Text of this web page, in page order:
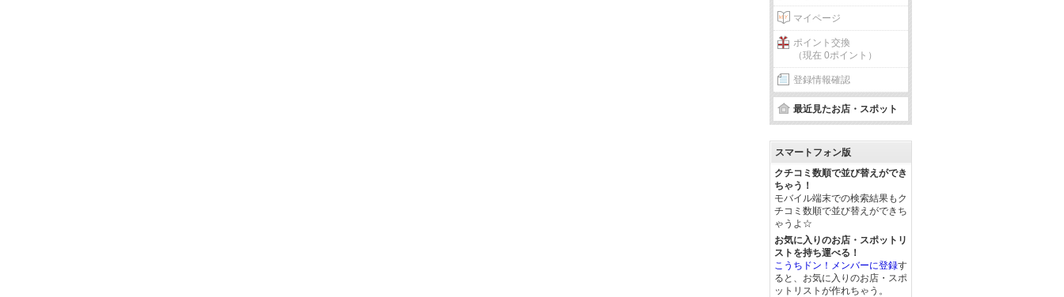
マイページ
ポイント交換
（現在 0ポイント）
登録情報確認
最近見たお店・スポット
スマートフォン版
クチコミ数順で並び替えができ
ちゃう！
モバイル端末での検索結果もク
チコミ数順で並び替えができち
ゃうよ☆
お気に入りのお店・スポットリ
ストを持ち運べる！
こうちドン！メンバーに登録す
ると、お気に入りのお店・スポ
ットリストが作れちゃう。